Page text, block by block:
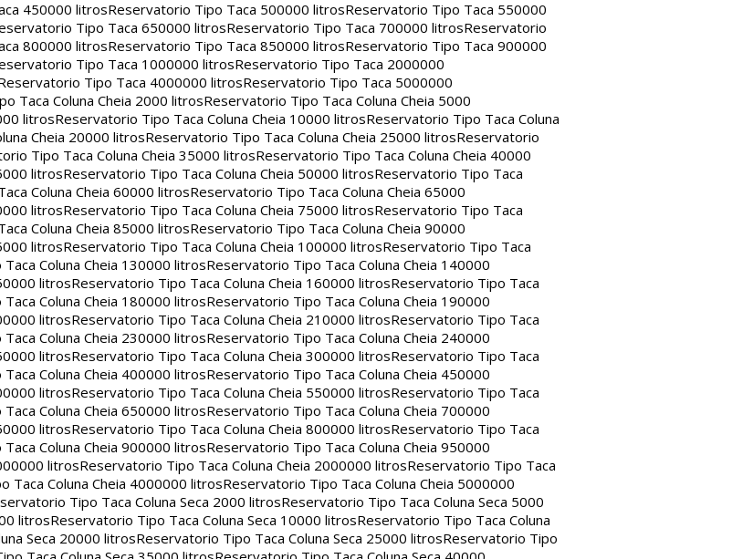
450000 litrosReservatorio Tipo Taca 500000 litrosReservatorio Tipo Taca 550000
Tipo Taca 650000 litrosReservatorio Tipo Taca 700000 litrosReservatorio
800000 litrosReservatorio Tipo Taca 850000 litrosReservatorio Tipo Taca 900000
Tipo Taca 1000000 litrosReservatorio Tipo Taca 2000000
Tipo Taca 4000000 litrosReservatorio Tipo Taca 5000000
Taca Coluna Cheia 2000 litrosReservatorio Tipo Taca Coluna Cheia 5000
litrosReservatorio Tipo Taca Coluna Cheia 10000 litrosReservatorio Tipo Taca Coluna
Cheia 20000 litrosReservatorio Tipo Taca Coluna Cheia 25000 litrosReservatorio
Tipo Taca Coluna Cheia 35000 litrosReservatorio Tipo Taca Coluna Cheia 40000
litrosReservatorio Tipo Taca Coluna Cheia 50000 litrosReservatorio Tipo Taca
Coluna Cheia 60000 litrosReservatorio Tipo Taca Coluna Cheia 65000
litrosReservatorio Tipo Taca Coluna Cheia 75000 litrosReservatorio Tipo Taca
Coluna Cheia 85000 litrosReservatorio Tipo Taca Coluna Cheia 90000
litrosReservatorio Tipo Taca Coluna Cheia 100000 litrosReservatorio Tipo Taca
Coluna Cheia 130000 litrosReservatorio Tipo Taca Coluna Cheia 140000
litrosReservatorio Tipo Taca Coluna Cheia 160000 litrosReservatorio Tipo Taca
Coluna Cheia 180000 litrosReservatorio Tipo Taca Coluna Cheia 190000
litrosReservatorio Tipo Taca Coluna Cheia 210000 litrosReservatorio Tipo Taca
Coluna Cheia 230000 litrosReservatorio Tipo Taca Coluna Cheia 240000
litrosReservatorio Tipo Taca Coluna Cheia 300000 litrosReservatorio Tipo Taca
Coluna Cheia 400000 litrosReservatorio Tipo Taca Coluna Cheia 450000
litrosReservatorio Tipo Taca Coluna Cheia 550000 litrosReservatorio Tipo Taca
Coluna Cheia 650000 litrosReservatorio Tipo Taca Coluna Cheia 700000
litrosReservatorio Tipo Taca Coluna Cheia 800000 litrosReservatorio Tipo Taca
Coluna Cheia 900000 litrosReservatorio Tipo Taca Coluna Cheia 950000
litrosReservatorio Tipo Taca Coluna Cheia 2000000 litrosReservatorio Tipo Taca
Taca Coluna Cheia 4000000 litrosReservatorio Tipo Taca Coluna Cheia 5000000
Tipo Taca Coluna Seca 2000 litrosReservatorio Tipo Taca Coluna Seca 5000
litrosReservatorio Tipo Taca Coluna Seca 10000 litrosReservatorio Tipo Taca Coluna
Seca 20000 litrosReservatorio Tipo Taca Coluna Seca 25000 litrosReservatorio Tipo